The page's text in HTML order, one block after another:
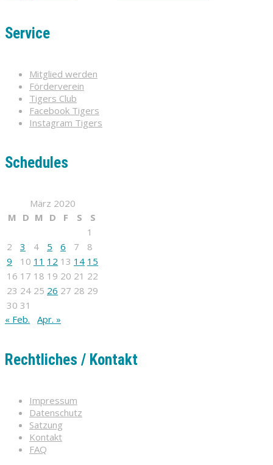
Service
Mitglied werden
Förderverein
Tigers Club
Facebook Tigers
Instagram Tigers
Schedules
März 2020
M D M D F S
S
1
2
3 4 5 6 7
8
9
10 11 12 13 14 15
16 17 18 19 20 21 22
23 24 25 26 27 28 29
30 31
« Feb.
Apr. »
Rechtliches / Kontakt
Impressum
Datenschutz
Satzung
Kontakt
FAQ